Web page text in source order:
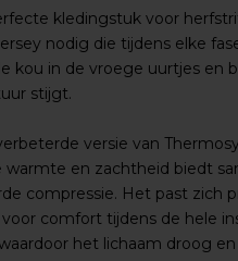
kledingstuk voor
nodig die tijdens elke
kou in de vroege uurtjes en
stijgt.
versie van
warmte en zachtheid biedt
compressie. Het past zich
comfort tijdens de hele
het lichaam droog